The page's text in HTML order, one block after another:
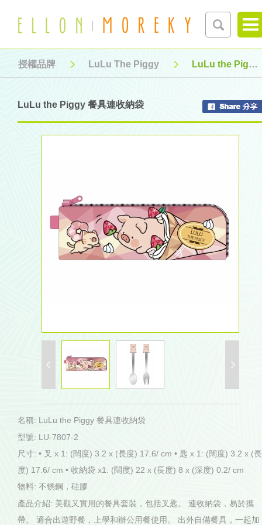
授權品牌 LuLu The Piggy LuLu the Piggy 餐具連收納袋
LuLu the Piggy 餐具連收納袋
名稱: LuLu the Piggy 餐具連收納袋
型號: LU-7807-2
尺寸: • 叉 x 1: (闊度) 3.2 x (長度) 17.6/ cm • 匙 x 1: (闊度) 3.2 x (長
度) 17.6/ cm • 收納袋 x1: (闊度) 22 x (長度) 8 x (深度) 0.2/ cm
物料: 不锈鋼，硅膠
產品介紹: 美觀又實用的餐具套裝，包括叉匙。 連收納袋，易於攜
帶。 適合出遊野餐，上學和辦公用餐使用。 出外自備餐具，一起加